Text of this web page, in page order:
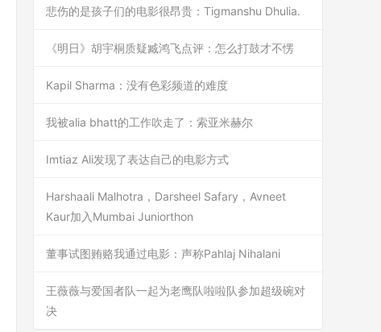
悲伤的是孩子们的电影很昂贵：Tigmanshu Dhulia.
《明日》胡宇桐质疑臧鸿飞点评：怎么打鼓才不愣
Kapil Sharma：没有色彩频道的难度
我被alia bhatt的工作吹走了：索亚米赫尔
Imtiaz Ali发现了表达自己的电影方式
Harshaali Malhotra，Darsheel Safary，Avneet
Kaur加入Mumbai Juniorthon
董事试图贿赂我通过电影：声称Pahlaj Nihalani
王薇薇与爱国者队一起为老鹰队啦啦队参加超级碗对
决